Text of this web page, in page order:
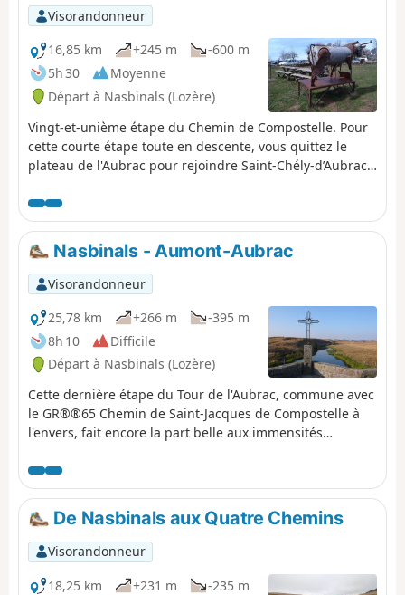
depuis 1948, il reste le lieu
sanctuaire le plus représentatif du
Haut Rouergue. Ici même, une
civilisation rurale venant du fond des
âges disparaît et s'efface de nos
mémoires.
Visorandonneur
16,85 km
+245 m
-600 m
5h 30
Moyenne
Départ à Nasbinals (Lozère)
Vingt-et-unième étape du Chemin de Compostelle. Pour
cette courte étape toute en descente, vous quittez le
plateau de l'Aubrac pour rejoindre Saint-Chély-d’Aubrac
chemin entre le plateau de l’Aubrac et la vallée du Lot.
Nasbinals - Aumont-Aubrac
Visorandonneur
25,78 km
+266 m
-395 m
8h 10
Difficile
Départ à Nasbinals (Lozère)
Cette dernière étape du Tour de l'Aubrac, commune avec
le GR®®65 Chemin de Saint-Jacques de Compostelle à
l'envers, fait encore la part belle aux immensités
l'étape, un peu plus ombragé, on pourra admirer
l'imposant clocher de granit de l'Église de la Chaze-de-
Peyre et la Chapelle de la Bastide.
De Nasbinals aux Quatre Chemins
Visorandonneur
18,25 km
+231 m
-235 m